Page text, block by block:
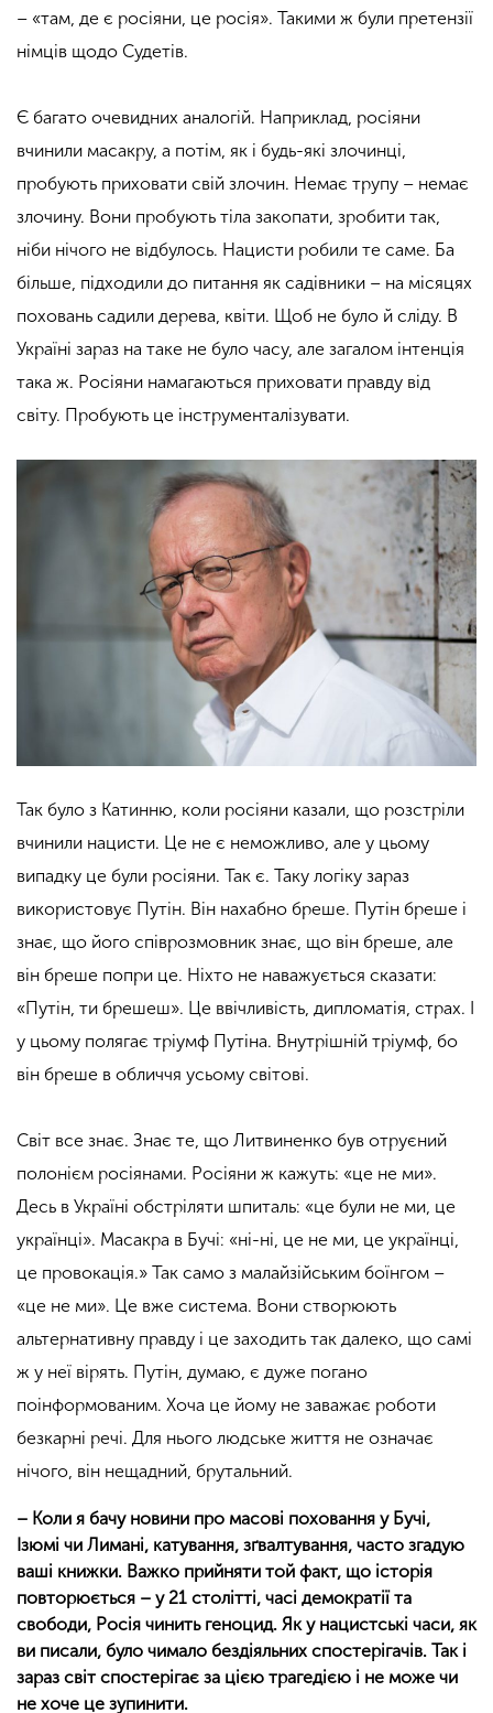
– «там, де є росіяни, це росія». Такими ж були претензії
німців щодо Судетів.
Є багато очевидних аналогій. Наприклад, росіяни
вчинили масакру, а потім, як і будь-які злочинці,
пробують приховати свій злочин. Немає трупу – немає
злочину. Вони пробують тіла закопати, зробити так,
ніби нічого не відбулось. Нацисти робили те саме. Ба
більше, підходили до питання як садівники – на місяцях
поховань садили дерева, квіти. Щоб не було й сліду. В
Україні зараз на таке не було часу, але загалом інтенція
така ж. Росіяни намагаються приховати правду від
світу. Пробують це інструменталізувати.
Так було з Катинню, коли росіяни казали, що розстріли
вчинили нацисти. Це не є неможливо, але у цьому
випадку це були росіяни. Так є. Таку логіку зараз
використовує Путін. Він нахабно бреше. Путін бреше і
знає, що його співрозмовник знає, що він бреше, але
він бреше попри це. Ніхто не наважується сказати:
«Путін, ти брешеш». Це ввічливість, дипломатія, страх. І
у цьому полягає тріумф Путіна. Внутрішній тріумф, бо
він бреше в обличчя усьому світові.
Світ все знає. Знає те, що Литвиненко був отруєний
полонієм росіянами. Росіяни ж кажуть: «це не ми».
Десь в Україні обстріляти шпиталь: «це були не ми, це
українці». Масакра в Бучі: «ні-ні, це не ми, це українці,
це провокація.» Так само з малайзійським боїнгом –
«це не ми». Це вже система. Вони створюють
альтернативну правду і це заходить так далеко, що самі
ж у неї вірять. Путін, думаю, є дуже погано
поінформованим. Хоча це йому не заважає роботи
безкарні речі. Для нього людське життя не означає
нічого, він нещадний, брутальний.
– Коли я бачу новини про масові поховання у Бучі,
Ізюмі чи Лимані, катування, зґвалтування, часто згадую
ваші книжки. Важко прийняти той факт, що історія
повторюється – у 21 столітті, часі демократії та
свободи, Росія чинить геноцид. Як у нацистські часи, як
ви писали, було чимало бездіяльних спостерігачів. Так і
зараз світ спостерігає за цією трагедією і не може чи
не хоче це зупинити.